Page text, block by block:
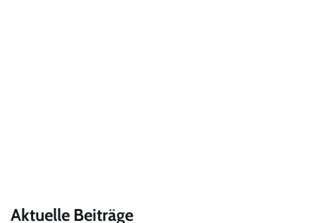
Aktuelle Beiträge